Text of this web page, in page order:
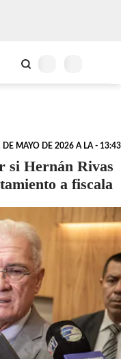
DE MAYO DE 2026 A LA - 13:43
si Hernán Rivas
a fiscala